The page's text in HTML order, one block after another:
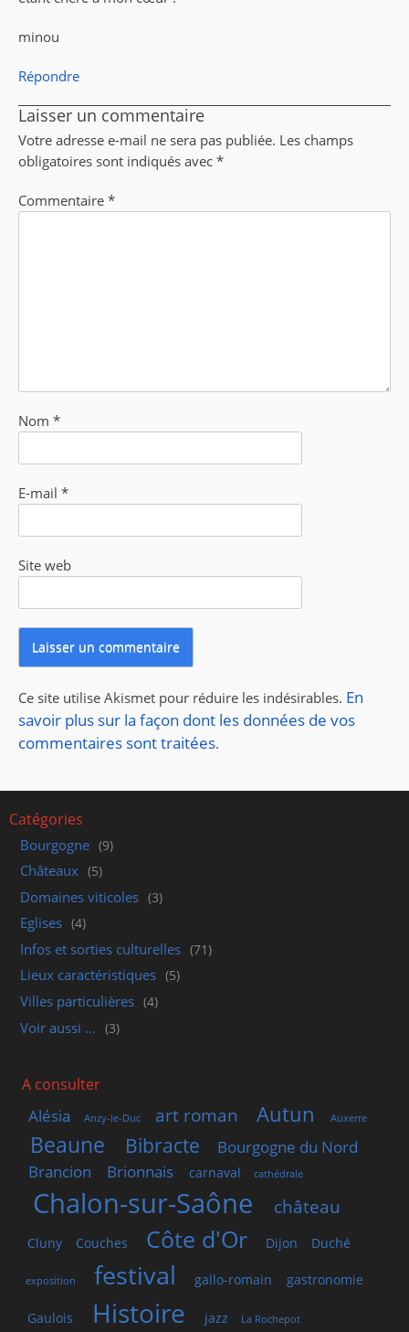
minou
Répondre
Laisser un commentaire
Votre adresse e-mail ne sera pas publiée. Les champs
obligatoires sont indiqués avec*
Commentaire*
Nom *
E-mail *
Site web
Ce site utilise Akismet pour réduire les indésirables. En
savoir plus sur la façon dont les données de vos
commentaires sont traitées.
Catégories
Bourgogne (9)
Châteaux (5)
Domaines viticoles (3)
Eglises (4)
Infos et sorties culturelles (71)
Lieux caractéristiques (5)
Villes particulières (4)
Voir aussi … (3)
A consulter
Alésia Anzy-le-Duc art roman Autun Auxerre
Beaune Bibracte
Bourgogne du Nord
Brancion
Brionnais carnaval cathédrale
Chalon-sur-Saône château
Cluny Couches Côte d'Or Dijon Duché
exposition festival gallo-romain gastronomie
Gaulois Histoire jazz La Rochepot